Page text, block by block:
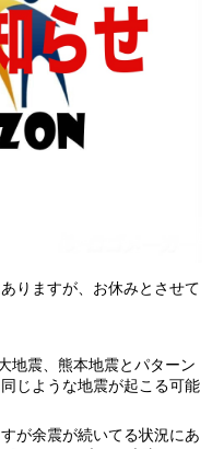
りますが、お休みとさせて
地震、熊本地震とパターン
じような地震が起こる可能
が余震が続いてる状況にあ